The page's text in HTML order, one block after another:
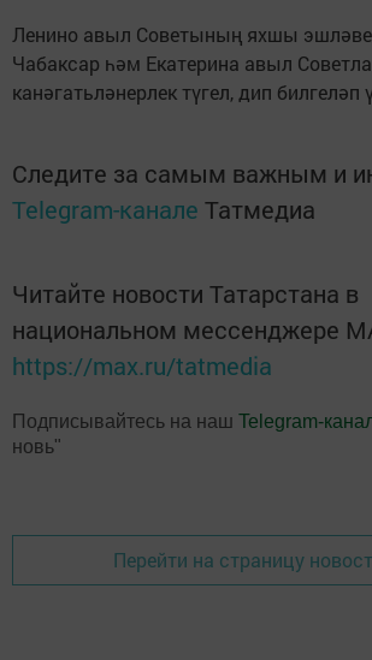
Ленино авыл Советының яхшы
Чабаксар һәм Екатерина авыл
канәгатьләнерлек түгел, дип билгеләп
Следите за самым важным и
Telegram-канале Татмедиа
Читайте новости Татарстана в
национальном мессенджере
https://max.ru/tatmedia
Подписывайтесь на наш Telegram-
новь"
Перейти на страницу